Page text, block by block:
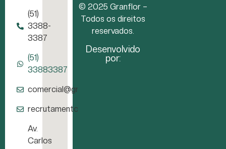
(51)
3388-
3387
(51)
33883387
comercial@granflor.com.br
recrutamento@granflor.com.br
Av.
Carlos
© 2025 Granflor –
Todos os direitos
reservados.
Desenvolvido
por: